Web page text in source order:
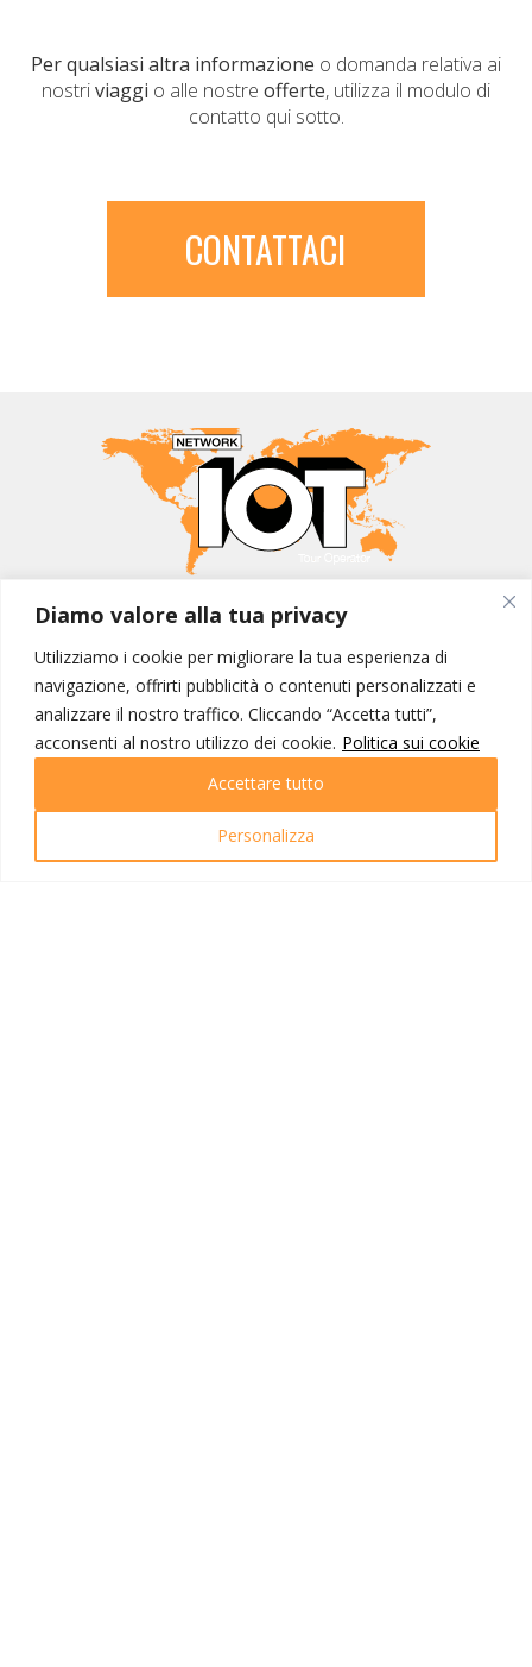
Diamo valore alla tua privacy
Utilizziamo i cookie per migliorare la tua esperienza di
navigazione, offrirti pubblicità o contenuti personalizzati e
analizzare il nostro traffico. Cliccando “Accetta tutti”,
acconsenti al nostro utilizzo dei cookie. Politica sui cookie
Personalizza
Accettare tutto
Per qualsiasi altra informazione o domanda relativa ai
nostriviaggi o alle nostre offerte, utilizza il modulo di
contatto qui sotto.
CONTATTACI
MONDO IOT VIAGGI
Contatti
I NOSTRI PRODOTTI
Destinazioni
Partenze
Emozioni di viaggio
Newsletter
Tutti i viaggi